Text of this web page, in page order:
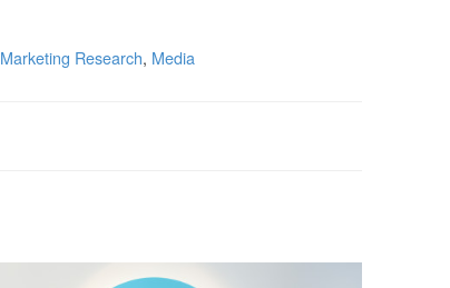
Marketing Research, Media